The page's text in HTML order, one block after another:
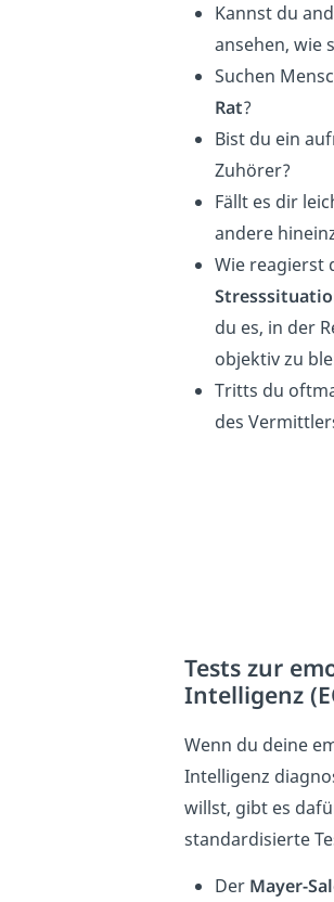
Kannst du
ansehen, wie
Suchen
Rat?
Bist du ein
Zuhörer?
Fällt es dir
andere
Wie reagierst
du es, in der
objektiv zu
Tritts du
des
Tests zur
Intelligenz
Wenn du deine
Intelligenz
willst, gibt es
standardisierte
Der Mayer-